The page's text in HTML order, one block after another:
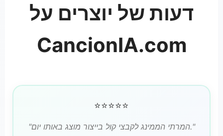
דעות של יוצרים על
CancionIA.com
⭐⭐⭐⭐⭐
"המרתי הממינג לקבצי קול בייצור מוצג באותו יום."